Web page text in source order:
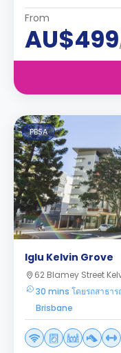
From
AU$499
PBSA
Iglu Kelvin Grove
62 Blamey Street
30 mins โดยรถสาธา
Brisbane